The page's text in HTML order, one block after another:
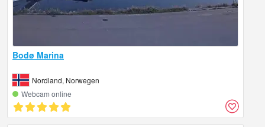
Bodø Marina
Nordland, Norwegen
Webcam online